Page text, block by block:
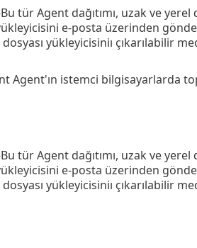
tür Agent dağıtımı, uzak ve yerel
e-posta üzerinden
yükleyicisiniı çıkarılabilir
Agent'ın istemci bilgisayarlarda
tür Agent dağıtımı, uzak ve yerel
e-posta üzerinden
yükleyicisiniı çıkarılabilir